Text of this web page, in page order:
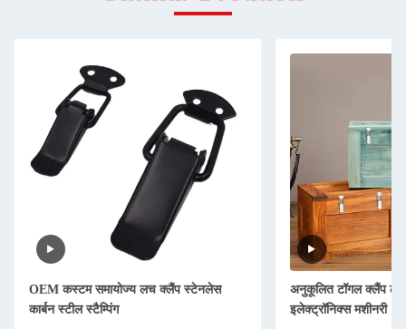
OEM कस्टम समायोज्य लच क्लैंप स्टेनलेस
कार्बन स्टील स्टैम्पिंग
अनुकूलित टॉगल क्लैंप
इलेक्ट्रॉनिक्स मशीनरी